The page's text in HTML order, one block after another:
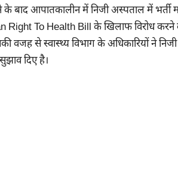
बाद आपातकालीन में निजी अस्पताल में
Right To Health Bill के खिलाफ विरोध करने
से स्वास्थ्य विभाग के अधिकारियों ने
दिए है।